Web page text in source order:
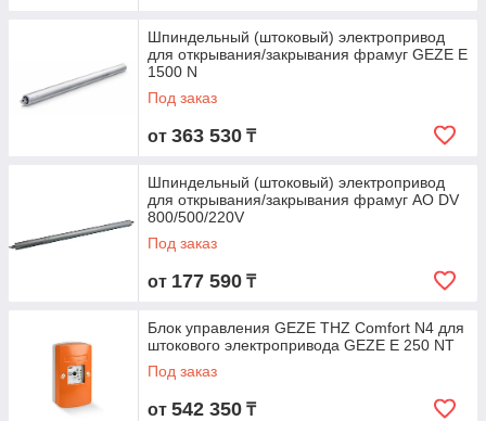
Шпиндельный (штоковый) электропривод
для открывания/закрывания фрамуг GEZE E
1500 N
Под заказ
от 363 530 ₸
Шпиндельный (штоковый) электропривод
для открывания/закрывания фрамуг AO DV
800/500/220V
Под заказ
от 177 590 ₸
Блок управления GEZE THZ Comfort N4 для
штокового электропривода GEZE E 250 NT
Под заказ
от 542 350 ₸